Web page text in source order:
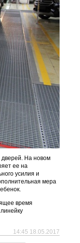
дверей. На новом
ее на
усилия и
мера
время
14:45 18.05.2017